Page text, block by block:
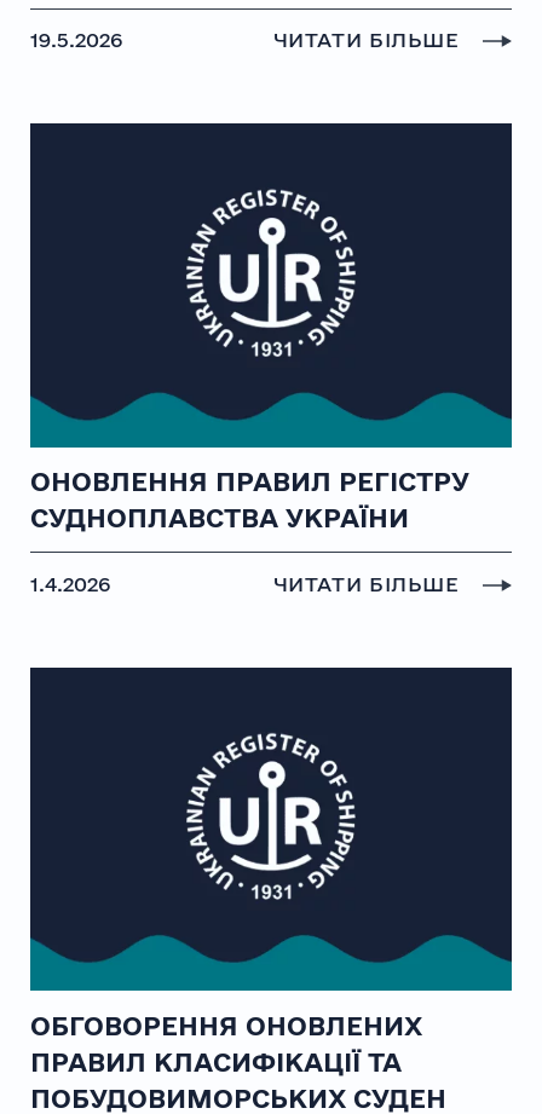
19.5.2026 ЧИТАТИ БІЛЬШЕ
ОНОВЛЕННЯ ПРАВИЛ РЕГІСТРУ
СУДНОПЛАВСТВА УКРАЇНИ
1.4.2026 ЧИТАТИ БІЛЬШЕ
ОБГОВОРЕННЯ ОНОВЛЕНИХ
ПРАВИЛ КЛАСИФІКАЦІЇ ТА
ПОБУДОВИМОРСЬКИХ СУДЕН